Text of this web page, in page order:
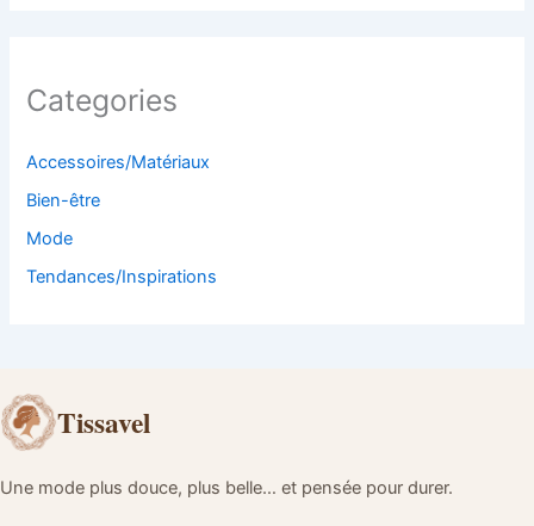
Categories
Accessoires/Matériaux
Bien-être
Mode
Tendances/Inspirations
Tissavel
Une mode plus douce, plus belle… et pensée pour durer.